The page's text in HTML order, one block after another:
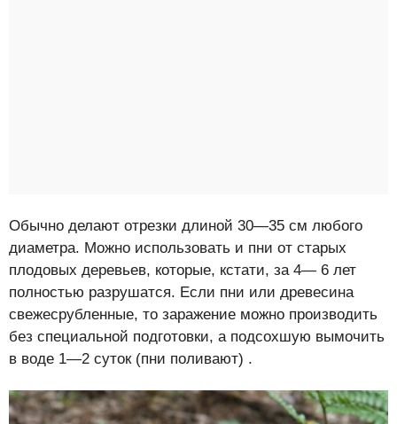
Обычно делают отрезки длиной 30—35 см любого
диаметра. Можно использовать и пни от старых
плодовых деревьев, которые, кстати, за 4— 6 лет
полностью разрушатся. Если пни или древесина
свежесрубленные, то заражение можно производить
без специальной подготовки, а подсохшую вымочить
в воде 1—2 суток (пни поливают) .